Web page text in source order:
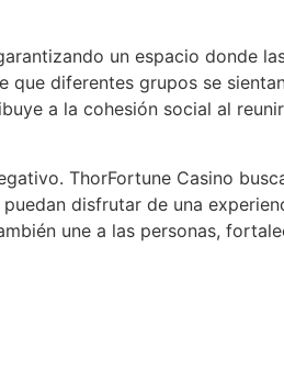
un espacio donde
que diferentes grupos se
a la cohesión social al
ThorFortune Casino
disfrutar de una
une a las personas,